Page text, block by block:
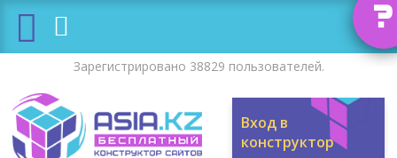
?
Зарегистрировано 38829 пользователей.
Вход в
конструктор